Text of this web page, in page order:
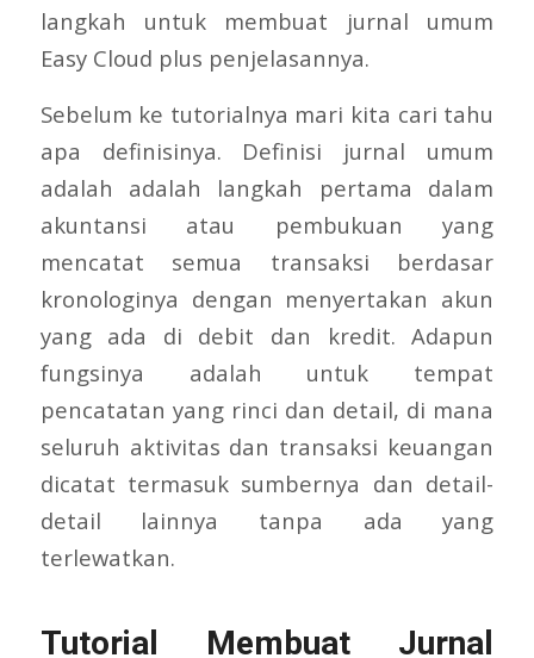
langkah untuk membuat jurnal umum
Easy Cloud plus penjelasannya.
Sebelum ke tutorialnya mari kita cari tahu
apa definisinya. Definisi jurnal umum
adalah adalah langkah pertama dalam
akuntansi atau pembukuan yang
mencatat semua transaksi berdasar
kronologinya dengan menyertakan akun
yang ada di debit dan kredit. Adapun
fungsinya adalah untuk tempat
pencatatan yang rinci dan detail, di mana
seluruh aktivitas dan transaksi keuangan
dicatat termasuk sumbernya dan detail-
detail lainnya tanpa ada yang
terlewatkan.
Tutorial Membuat Jurnal